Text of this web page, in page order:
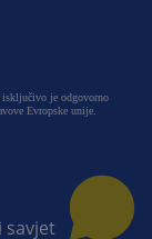
isključivo je odgovorno
Evropske unije.
savjet